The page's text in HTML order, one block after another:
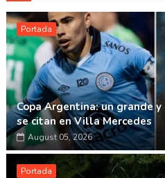
Portada
Copa Argentina: un grande
se citan en Villa Mercedes
August 05, 2026
Portada